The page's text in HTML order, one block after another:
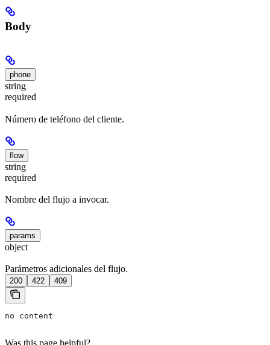
Body
phone
string
required
Número de teléfono del cliente.
flow
string
required
Nombre del flujo a invocar.
params
object
Parámetros adicionales del flujo.
200 422 409
no content